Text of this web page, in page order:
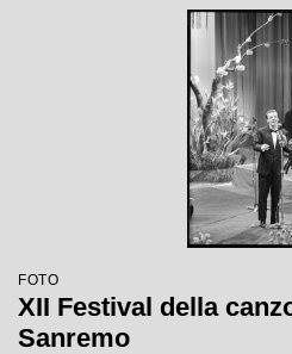
FOTO
XII Festival della
Sanremo